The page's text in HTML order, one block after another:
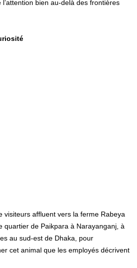
bien au-delà des frontières
visiteurs affluent vers la ferme Rabeya
quartier de Paikpara à Narayanganj, à
au sud-est de Dhaka, pour
cet animal que les employés décrivent